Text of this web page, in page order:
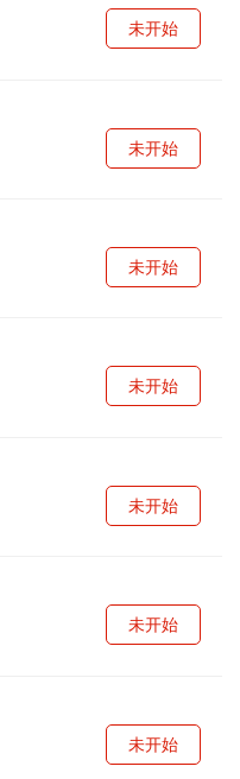
未开始
未开始
未开始
未开始
未开始
未开始
未开始